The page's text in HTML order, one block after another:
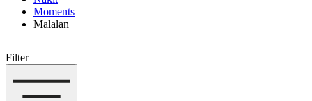
Moments
Malalan
Filter